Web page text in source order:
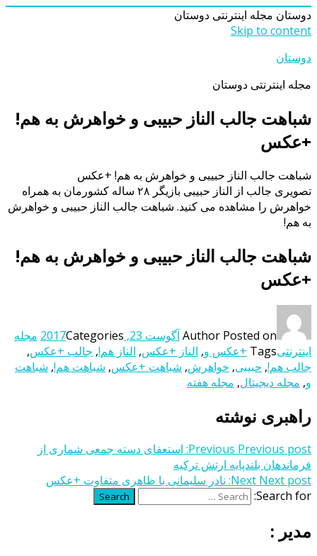
دوستان مجله اینترنتی دوستان
Skip to content
دوستان
مجله اینترنتی دوستان
شباهت جالب الناز حبیبی و خواهرش به هم!
+عکس
شباهت جالب الناز حبیبی و خواهرش به هم! +عکس
تصویری جالب از الناز حبیبی بازیگر ۲۸ ساله کشورمان به همراه
خواهرش را مشاهده می کنید. شباهت جالب الناز حبیبی و خواهرش
به هم!
شباهت جالب الناز حبیبی و خواهرش به هم!
+عکس
Author Posted on آگوست 23, 2017 Categories
مجله
اینترنتیTags +عکس و, الناز +عکس, الناز هم!, جالب +عکس,
جالب هم!, حبیبی, خواهرش, شباهت +عکس, شباهت هم!, شباهت
و, مجله دیجیتال, مجله هفته
راهبری نوشته
Previous Previous post:
استعفای دسته جمعی شماری از
فرماندهان بلندپایه ارتش ترکیه
Next Next post:
نادر سلیمانی با ظاهری متفاوت +عکس
Search for:
Search
مدیر :